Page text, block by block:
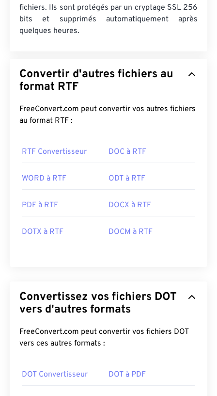
fichiers. Ils sont protégés par un cryptage SSL 256
bits et supprimés automatiquement après
quelques heures.
Convertir d'autres fichiers au
format RTF
FreeConvert.com peut convertir vos autres fichiers
au format RTF :
RTF Convertisseur DOC à RTF
WORD à RTF ODT à RTF
PDF à RTF DOCX à RTF
DOTX à RTF DOCM à RTF
Convertissez vos fichiers DOT
vers d'autres formats
FreeConvert.com peut convertir vos fichiers DOT
vers ces autres formats :
DOT Convertisseur DOT à PDF